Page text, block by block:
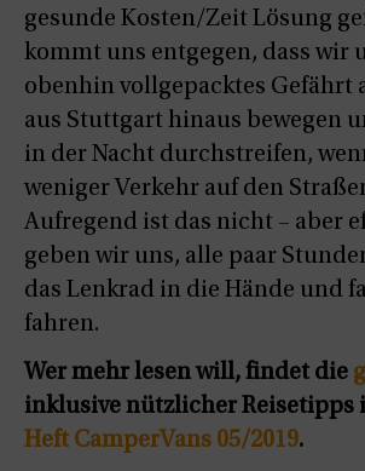
gesunde Kosten/Zeit Lösung
kommt uns entgegen, dass wir
obenhin vollgepacktes Gefährt
aus Stuttgart hinaus bewegen
in der Nacht durchstreifen,
weniger Verkehr auf den
Aufregend ist das nicht – aber
geben wir uns, alle paar
das Lenkrad in die Hände und
fahren.
Wer mehr lesen will, findet die
inklusive nützlicher Reisetipps
Heft CamperVans 05/2019.